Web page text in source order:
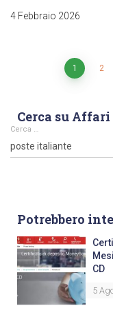
4 Febbraio 2026
1 2
Cerca su
Cerca …
Potrebbero
CD
5